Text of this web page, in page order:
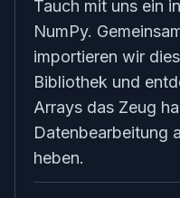
Tauch mit uns ein
NumPy.
importieren wir
Bibliothek und
Arrays das Zeug
Datenbearbeitung
heben.